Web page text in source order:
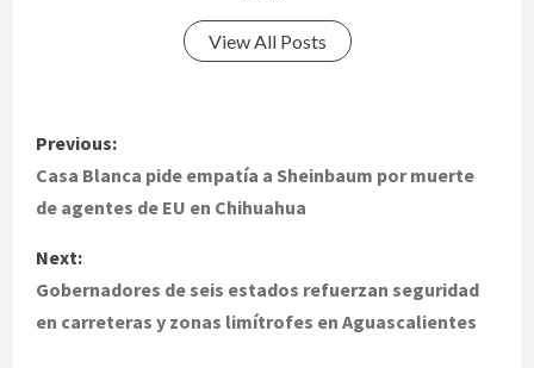
View All Posts
P
o
t
n
Previous:
Casa Blanca pide empatía a Sheinbaum por muerte
de agentes de EU en Chihuahua
Next:
Gobernadores de seis estados refuerzan seguridad
en carreteras y zonas limítrofes en Aguascalientes